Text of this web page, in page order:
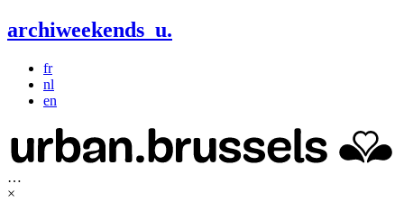
archiweekends u.
fr
nl
en
…
×